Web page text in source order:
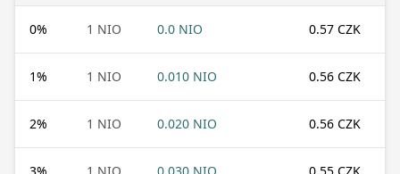
0% 1 NIO 0.0 NIO 0.57 CZK
1% 1 NIO 0.010 NIO 0.56 CZK
2% 1 NIO 0.020 NIO 0.56 CZK